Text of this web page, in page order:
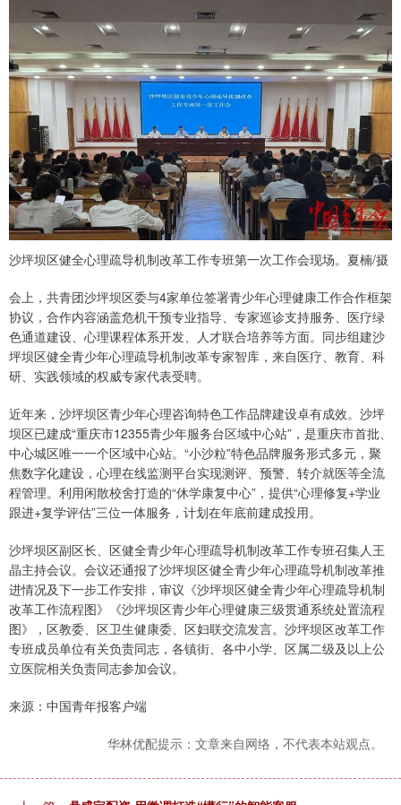
沙坪坝区健全心理疏导机制改革工作专班第一次工作会现场。夏楠/摄
会上，共青团沙坪坝区委与4家单位签署青少年心理健康工作合作框架
协议，合作内容涵盖危机干预专业指导、专家巡诊支持服务、医疗绿
色通道建设、心理课程体系开发、人才联合培养等方面。同步组建沙
坪坝区健全青少年心理疏导机制改革专家智库，来自医疗、教育、科
研、实践领域的权威专家代表受聘。
近年来，沙坪坝区青少年心理咨询特色工作品牌建设卓有成效。沙坪
坝区已建成“重庆市12355青少年服务台区域中心站”，是重庆市首批、
中心城区唯一一个区域中心站。“小沙粒”特色品牌服务形式多元，聚
焦数字化建设，心理在线监测平台实现测评、预警、转介就医等全流
程管理。利用闲散校舍打造的“休学康复中心”，提供“心理修复+学业
跟进+复学评估”三位一体服务，计划在年底前建成投用。
沙坪坝区副区长、区健全青少年心理疏导机制改革工作专班召集人王
晶主持会议。会议还通报了沙坪坝区健全青少年心理疏导机制改革推
进情况及下一步工作安排，审议《沙坪坝区健全青少年心理疏导机制
改革工作流程图》《沙坪坝区青少年心理健康三级贯通系统处置流程
图》，区教委、区卫生健康委、区妇联交流发言。沙坪坝区改革工作
专班成员单位有关负责同志，各镇街、各中小学、区属二级及以上公
立医院相关负责同志参加会议。
来源：中国青年报客户端
华林优配提示：文章来自网络，不代表本站观点。